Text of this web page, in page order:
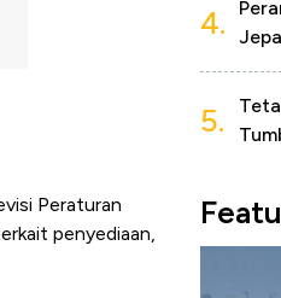
Peraturan
penyediaan,
4.
5.